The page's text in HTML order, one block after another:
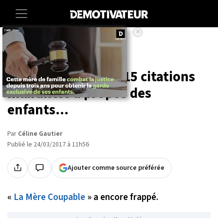
Accueil
Seules les mamans
comprendront ces 15 citations
hilarantes à propos des
enfants...
Par Céline Gautier
Publié le 24/03/2017 à 11h56
Ajouter comme source préférée
« La Mère Coupable» a encore frappé.
×